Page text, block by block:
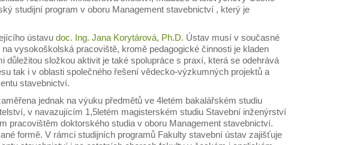
studijní program v oboru Management stavebnictví , který je
ústavu doc. Ing. Jana Korytárová, Ph.D. Ústav musí v současné
vysokoškolská pracoviště, kromě pedagogické činnosti je kladen
složkou aktivit je také spolupráce s praxí, která se odehrává
tak i v oblasti společného řešení vědecko-výzkumných projektů a
stavebnictví.
jednak na výuku předmětů ve 4letém bakalářském studiu
v navazujícím 1,5letém magisterském studiu Stavební inženýrství
pracovištěm doktorského studia v oboru Management stavebnictví.
formě. V rámci studijních programů Fakulty stavební ústav zajišťuje